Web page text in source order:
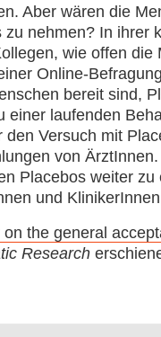
Aber wären die
nehmen? In ihrer
wie offen die
Online-
bereit sind,
einer laufenden
Versuch mit
von
Placebos weiter
und
on the general
Research